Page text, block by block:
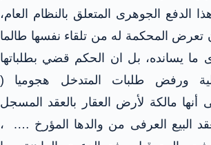
هذا الدفع الجوهرى المتعلق بالنظام العام،
تعرض المحكمة له من تلقاء نفسها طالما
ما يسانده، بل ان الحكم قضي بطلباتها
ورفض طلبات المتدخل هجوميا (
أنها مالكة لأرض العقار بالعقد المسجل
2014، وبعقد البيع العرفى من والدها المؤرخ …. ،